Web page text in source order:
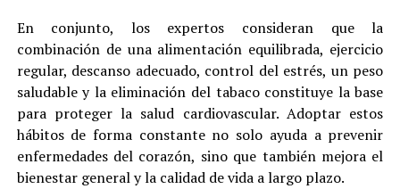
En conjunto, los expertos consideran que la
combinación de una alimentación equilibrada, ejercicio
regular, descanso adecuado, control del estrés, un peso
saludable y la eliminación del tabaco constituye la base
para proteger la salud cardiovascular. Adoptar estos
hábitos de forma constante no solo ayuda a prevenir
enfermedades del corazón, sino que también mejora el
bienestar general y la calidad de vida a largo plazo.